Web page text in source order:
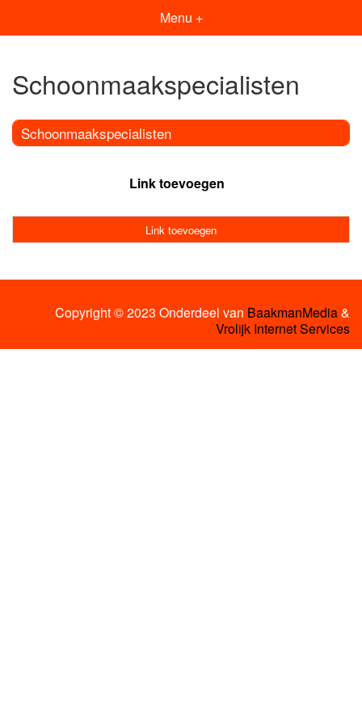
Menu +
Schoonmaakspecialisten
Schoonmaakspecialisten
Link toevoegen
Link toevoegen
Copyright © 2023 Onderdeel van BaakmanMedia&
Vrolijk Internet Services